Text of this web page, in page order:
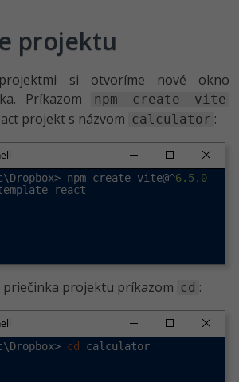
-30%
-80%
-30%
-15%
Effects
-80%
projektu
si otvoríme nové okno
Príkazom
npm create vite
projekt s názvom calculator :
npm create vite@^6.5.0
react
priečinka projektu príkazom cd :
cd calculator